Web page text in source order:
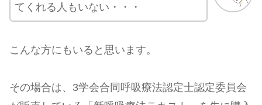
てくれる人もいない・・・
こんな方にもいると思います。
その場合は、3学会合同呼吸療法認定士認定委員会